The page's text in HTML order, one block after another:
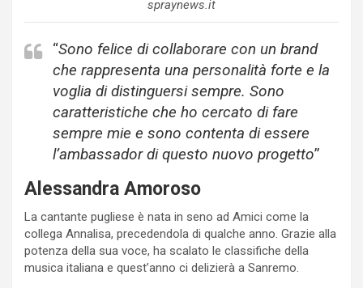
spraynews.it
“Sono felice di collaborare con un brand
che rappresenta una personalità forte e la
voglia di distinguersi sempre. Sono
caratteristiche che ho cercato di fare
sempre mie e sono contenta di essere
l’ambassador di questo nuovo progetto”
Alessandra Amoroso
La cantante pugliese è nata in seno ad Amici come la
collega Annalisa, precedendola di qualche anno. Grazie alla
potenza della sua voce, ha scalato le classifiche della
musica italiana e quest’anno ci delizierà a Sanremo.